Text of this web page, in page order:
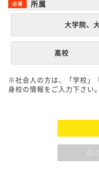
所属
大学院、
高校
※社会人の方は、「学校」
身校の情報をご入力下さい。
前